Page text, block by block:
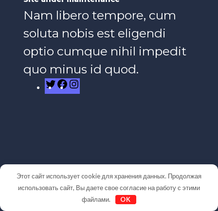
Nam libero tempore, cum
soluta nobis est eligendi
optio cumque nihil impedit
quo minus id quod.
TwitterFacebook
Этот сайт использует cookie для хранения данных. Продолжая
использовать сайт, Вы даете свое согласие на работу с этими
файлами.
OK